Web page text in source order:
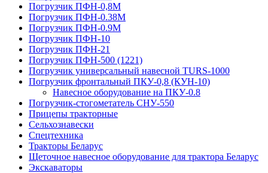
Погрузчик ПФН-0,8М
Погрузчик ПФН-0.38М
Погрузчик ПФН-0.9М
Погрузчик ПФН-10
Погрузчик ПФН-21
Погрузчик ПФН-500 (1221)
Погрузчик универсальный навесной TURS-1000
Погрузчик фронтальный ПКУ-0,8 (КУН-10)
На­вес­ное обо­рудо­вание на ПКУ-0.8
Погрузчик-стогометатель СНУ-550
Прицепы тракторные
Сельхознавески
Спецтехника
Тракторы Беларус
Щеточное навесное оборудование для трактора Беларус
Экскаваторы